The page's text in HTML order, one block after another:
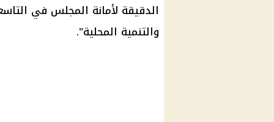
الدقيقة لأمانة المجلس في
والتنمية المحلية".